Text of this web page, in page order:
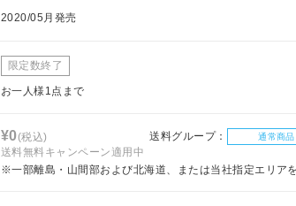
2020/05月発売
限定数終了
お一人様1点まで
¥0(税込) 送料グループ： 通常商品
送料無料キャンペーン適用中
※一部離島・山間部および北海道、または当社指定エリア